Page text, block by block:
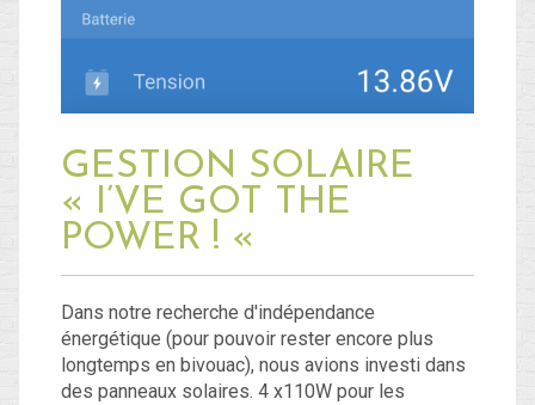
GESTION SOLAIRE
« I’VE GOT THE
POWER ! «
Dans notre recherche d'indépendance
énergétique (pour pouvoir rester encore plus
longtemps en bivouac), nous avions investi dans
des panneaux solaires. 4 x110W pour les